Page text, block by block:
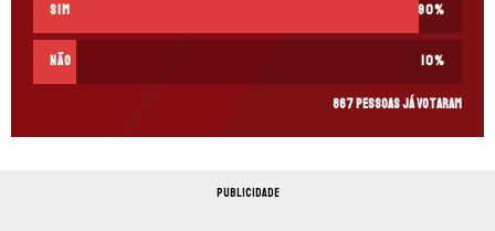
Sim 90%
Não 10%
867 pessoas já votaram
PUBLICIDADE